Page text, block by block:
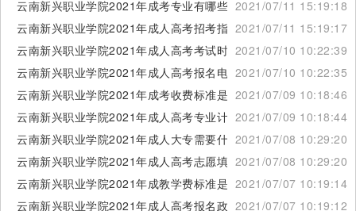
云南新兴职业学院2021年成考专业有哪些科目2021/07/11 15:19:18
云南新兴职业学院2021年成人高考招考指南2021/07/11 15:19:17
云南新兴职业学院2021年成人高考考试时间2021/07/10 10:22:39
云南新兴职业学院2021年成人高考报名电话2021/07/10 10:22:35
云南新兴职业学院2021年成考收费标准是多少2021/07/09 10:18:46
云南新兴职业学院2021年成人高考专业计划2021/07/09 10:18:44
云南新兴职业学院2021年成人大专需要什么手续2021/07/08 10:29:20
云南新兴职业学院2021年成人高考志愿填报2021/07/08 10:29:20
云南新兴职业学院2021年成教学费标准是多少2021/07/07 10:19:14
云南新兴职业学院2021年成人高考报名政策2021/07/07 10:19:12